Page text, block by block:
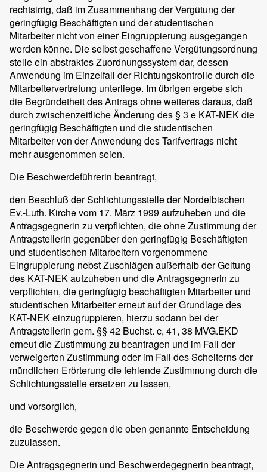
rechtsirrig, daß im Zusammenhang der Vergütung der
geringfügig Beschäftigten und der studentischen
Mitarbeiter nicht von einer Eingruppierung ausgegangen
werden könne. Die selbst geschaffene Vergütungsordnung
stelle ein abstraktes Zuordnungssystem dar, dessen
Anwendung im Einzelfall der Richtungskontrolle durch die
Mitarbeitervertretung unterliege. Im übrigen ergebe sich
die Begründetheit des Antrags ohne weiteres daraus, daß
durch zwischenzeitliche Änderung des § 3 e KAT-NEK die
geringfügig Beschäftigten und die studentischen
Mitarbeiter von der Anwendung des Tarifvertrags nicht
mehr ausgenommen seien.
Die Beschwerdeführerin beantragt,
den Beschluß der Schlichtungsstelle der Nordelbischen
Ev.-Luth. Kirche vom 17. März 1999 aufzuheben und die
Antragsgegnerin zu verpflichten, die ohne Zustimmung der
Antragstellerin gegenüber den geringfügig Beschäftigten
und studentischen Mitarbeitern vorgenommene
Eingruppierung nebst Zuschlägen außerhalb der Geltung
des KAT-NEK aufzuheben und die Antragsgegnerin zu
verpflichten, die geringfügig beschäftigten Mitarbeiter und
studentischen Mitarbeiter erneut auf der Grundlage des
KAT-NEK einzugruppieren, hierzu sodann bei der
Antragstellerin gem. §§ 42 Buchst. c, 41, 38 MVG.EKD
erneut die Zustimmung zu beantragen und im Fall der
verweigerten Zustimmung oder im Fall des Scheiterns der
mündlichen Erörterung die fehlende Zustimmung durch die
Schlichtungsstelle ersetzen zu lassen,
und vorsorglich,
die Beschwerde gegen die oben genannte Entscheidung
zuzulassen.
Die Antragsgegnerin und Beschwerdegegnerin beantragt,